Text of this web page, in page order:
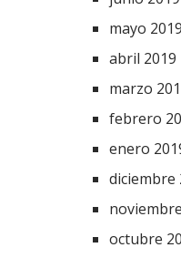
mayo 2019
abril 2019
marzo
febrero
enero
diciembre
octubre